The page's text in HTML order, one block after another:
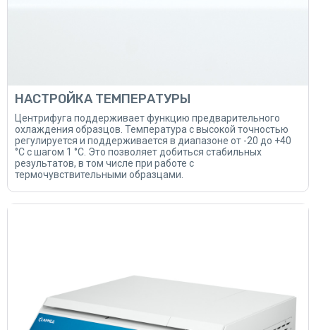
НАСТРОЙКА ТЕМПЕРАТУРЫ
Центрифуга поддерживает функцию предварительного
охлаждения образцов. Температура с высокой точностью
регулируется и поддерживается в диапазоне от -20 до +40
°C с шагом 1 °C. Это позволяет добиться стабильных
результатов, в том числе при работе с
термочувствительными образцами.